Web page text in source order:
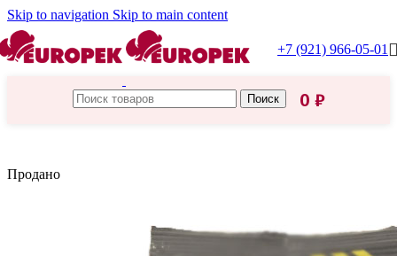
Skip to navigation Skip to main content
+7 (921) 966-05-01
Поиск 0 ₽
Продано